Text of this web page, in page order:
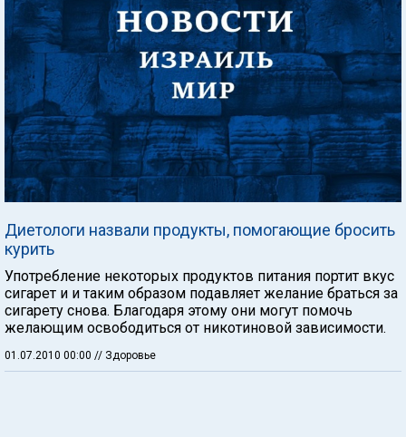
Диетологи назвали продукты, помогающие бросить
курить
Употребление некоторых продуктов питания портит вкус
сигарет и и таким образом подавляет желание браться за
сигарету снова. Благодаря этому они могут помочь
желающим освободиться от никотиновой зависимости.
01.07.2010 00:00 // Здоровье